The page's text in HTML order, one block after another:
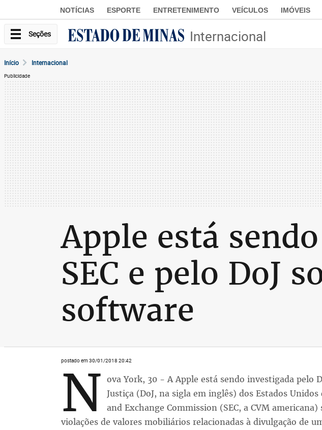
NOTÍCIAS ESPORTE ENTRETENIMENTO VEÍCULOS IMÓVEIS
Seções Internacional
Início Internacional
Publicidade
Apple está
SEC e pelo DoJ
software
postado em 30/01/2018 20:42
N ova York, 30 - A Apple está sendo investigada pelo
Justiça (DoJ, na sigla em inglês) dos Estados Unidos
and Exchange Commission (SEC, a CVM
violações de valores mobiliários relacionadas à divulgação de